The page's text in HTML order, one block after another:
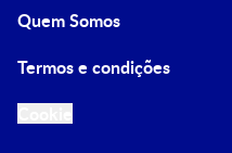
Quem Somos
Termos e condições